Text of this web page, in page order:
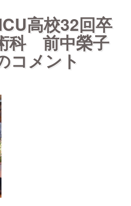
高校32回卒
科 前中榮子
コメント